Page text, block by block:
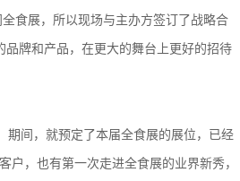
食展，所以现场与主办方签订了战略合
牌和产品，在更大的舞台上更好的招待
间，就预定了本届全食展的展位，已经
，也有第一次走进全食展的业界新秀，